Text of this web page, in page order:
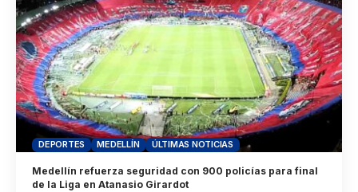
DEPORTES MEDELLÍN ÚLTIMAS NOTICIAS
Medellín refuerza seguridad con 900 policías para final
de la Liga en Atanasio Girardot